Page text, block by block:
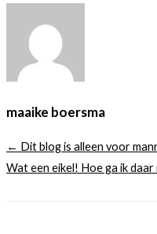
maaike boersma
← Dit blog is alleen voor
Wat een eikel! Hoe ga ik